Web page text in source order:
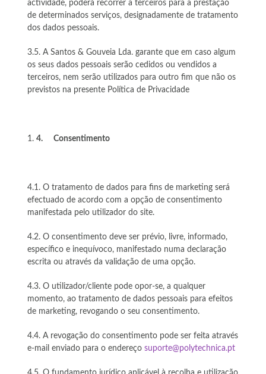
actividade, poderá recorrer a terceiros para a prestação
de determinados serviços, designadamente de tratamento
dos dados pessoais.
3.5. A Santos & Gouveia Lda. garante que em caso algum
os seus dados pessoais serão cedidos ou vendidos a
terceiros, nem serão utilizados para outro fim que não os
previstos na presente Política de Privacidade
4. Consentimento
4.1. O tratamento de dados para fins de marketing será
efectuado de acordo com a opção de consentimento
manifestada pelo utilizador do site.
4.2. O consentimento deve ser prévio, livre, informado,
específico e inequívoco, manifestado numa declaração
escrita ou através da validação de uma opção.
4.3. O utilizador/cliente pode opor-se, a qualquer
momento, ao tratamento de dados pessoais para efeitos
de marketing, revogando o seu consentimento.
4.4. A revogação do consentimento pode ser feita através
e-mail enviado para o endereço suporte@polytechnica.pt